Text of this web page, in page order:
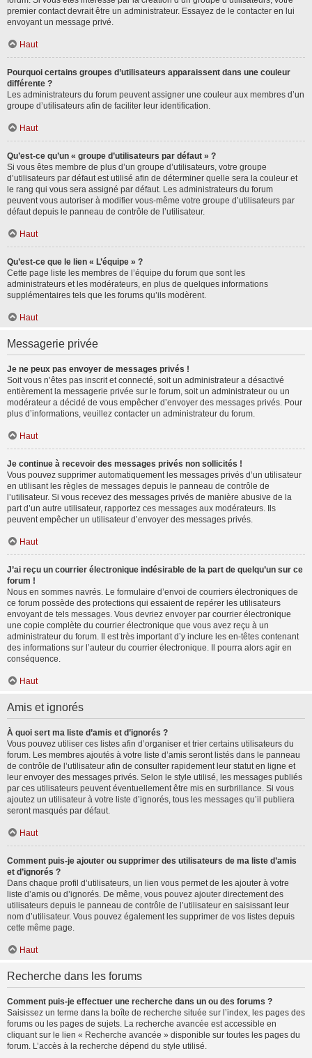
premier contact devrait être un administrateur. Essayez de le contacter en lui
envoyant un message privé.
Haut
Pourquoi certains groupes d’utilisateurs apparaissent dans une couleur
différente ?
Les administrateurs du forum peuvent assigner une couleur aux membres d’un
groupe d’utilisateurs afin de faciliter leur identification.
Haut
Qu’est-ce qu’un « groupe d’utilisateurs par défaut » ?
Si vous êtes membre de plus d’un groupe d’utilisateurs, votre groupe
d’utilisateurs par défaut est utilisé afin de déterminer quelle sera la couleur et
le rang qui vous sera assigné par défaut. Les administrateurs du forum
peuvent vous autoriser à modifier vous-même votre groupe d’utilisateurs par
défaut depuis le panneau de contrôle de l’utilisateur.
Haut
Qu’est-ce que le lien « L’équipe » ?
Cette page liste les membres de l’équipe du forum que sont les
administrateurs et les modérateurs, en plus de quelques informations
supplémentaires tels que les forums qu’ils modèrent.
Haut
Messagerie privée
Je ne peux pas envoyer de messages privés !
Soit vous n’êtes pas inscrit et connecté, soit un administrateur a désactivé
entièrement la messagerie privée sur le forum, soit un administrateur ou un
modérateur a décidé de vous empêcher d’envoyer des messages privés. Pour
plus d’informations, veuillez contacter un administrateur du forum.
Haut
Je continue à recevoir des messages privés non sollicités !
Vous pouvez supprimer automatiquement les messages privés d’un utilisateur
en utilisant les règles de messages depuis le panneau de contrôle de
l’utilisateur. Si vous recevez des messages privés de manière abusive de la
part d’un autre utilisateur, rapportez ces messages aux modérateurs. Ils
peuvent empêcher un utilisateur d’envoyer des messages privés.
Haut
J’ai reçu un courrier électronique indésirable de la part de quelqu’un sur ce
forum !
Nous en sommes navrés. Le formulaire d’envoi de courriers électroniques de
ce forum possède des protections qui essaient de repérer les utilisateurs
envoyant de tels messages. Vous devriez envoyer par courrier électronique
une copie complète du courrier électronique que vous avez reçu à un
administrateur du forum. Il est très important d’y inclure les en-têtes contenant
des informations sur l’auteur du courrier électronique. Il pourra alors agir en
conséquence.
Haut
Amis et ignorés
À quoi sert ma liste d’amis et d’ignorés ?
Vous pouvez utiliser ces listes afin d’organiser et trier certains utilisateurs du
forum. Les membres ajoutés à votre liste d’amis seront listés dans le panneau
de contrôle de l’utilisateur afin de consulter rapidement leur statut en ligne et
leur envoyer des messages privés. Selon le style utilisé, les messages publiés
par ces utilisateurs peuvent éventuellement être mis en surbrillance. Si vous
ajoutez un utilisateur à votre liste d’ignorés, tous les messages qu’il publiera
seront masqués par défaut.
Haut
Comment puis-je ajouter ou supprimer des utilisateurs de ma liste d’amis
et d’ignorés ?
Dans chaque profil d’utilisateurs, un lien vous permet de les ajouter à votre
liste d’amis ou d’ignorés. De même, vous pouvez ajouter directement des
utilisateurs depuis le panneau de contrôle de l’utilisateur en saisissant leur
nom d’utilisateur. Vous pouvez également les supprimer de vos listes depuis
cette même page.
Haut
Recherche dans les forums
Comment puis-je effectuer une recherche dans un ou des forums ?
Saisissez un terme dans la boîte de recherche située sur l’index, les pages des
forums ou les pages de sujets. La recherche avancée est accessible en
cliquant sur le lien « Recherche avancée » disponible sur toutes les pages du
forum. L’accès à la recherche dépend du style utilisé.